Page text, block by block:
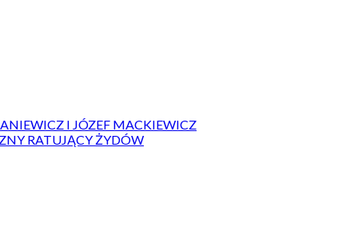
I JÓZEF MACKIEWICZ
RATUJĄCY ŻYDÓW